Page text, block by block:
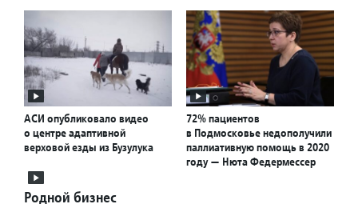
АСИ опубликовало видео
о центре адаптивной
верховой езды из Бузулука
72% пациентов
в Подмосковье недополучили
паллиативную помощь в 2020
году — Нюта Федермессер
Родной бизнес